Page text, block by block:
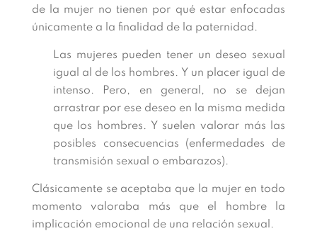
de la mujer no tienen por qué estar enfocadas
únicamente a la finalidad de la paternidad.
Las mujeres pueden tener un deseo sexual
igual al de los hombres. Y un placer igual de
intenso. Pero, en general, no se dejan
arrastrar por ese deseo en la misma medida
que los hombres. Y suelen valorar más las
posibles consecuencias (enfermedades de
transmisión sexual o embarazos).
Clásicamente se aceptaba que la mujer en todo
momento valoraba más que el hombre la
implicación emocional de una relación sexual.